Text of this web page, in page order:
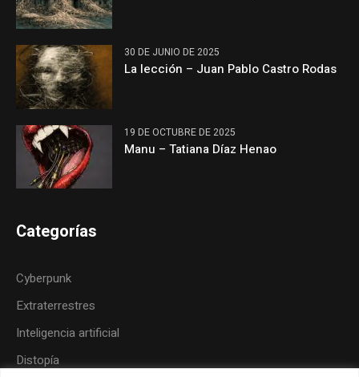
30 DE JUNIO DE 2025
La lección – Juan Pablo Castro Rodas
19 DE OCTUBRE DE 2025
Manu – Tatiana Díaz Henao
Categorías
Cyberpunk
Extraterrestres
Inteligencia artificial
Distopía